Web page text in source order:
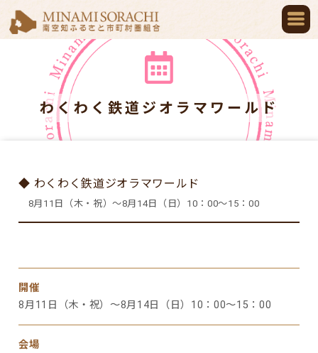
わくわく鉄道ジオラマワールド
◆ わくわく鉄道ジオラマワールド
8月11日（木・祝）～8月14日（日）10：00～15：00
開催
8月11日（木・祝）～8月14日（日）10：00～15：00
会場